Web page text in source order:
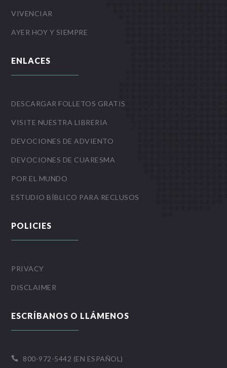
VIVENCIAR
AYER HOY Y SIEMPRE
ENLACES
DESCARGAR FOLLETOS GRATIS
VISITE NUESTRA LIBRERIA
DEVOCIONES DE ADVIENTO
DEVOCIONES DE CUARESMA
POR EL MUNDO
ESTUDIO BÍBLICO PARA RECLUSOS
POLICIES
PRIVACY
DISCLAIMER
ESCRÍBANOS O LLÁMENOS
 800-972-5442 (EN ESPAÑOL)